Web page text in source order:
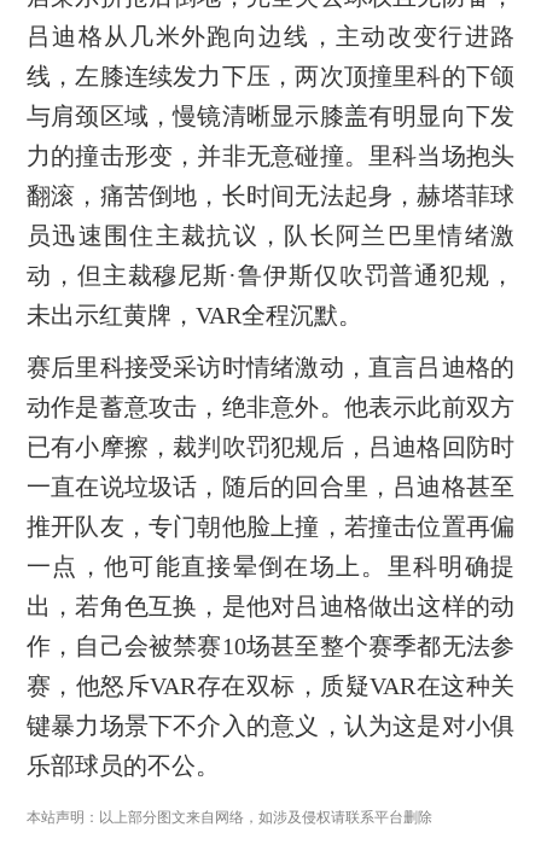
吕迪格从几米外跑向边线，主动改变行进路
线，左膝连续发力下压，两次顶撞里科的下颌
与肩颈区域，慢镜清晰显示膝盖有明显向下发
力的撞击形变，并非无意碰撞。里科当场抱头
翻滚，痛苦倒地，长时间无法起身，赫塔菲球
员迅速围住主裁抗议，队长阿兰巴里情绪激
动，但主裁穆尼斯·鲁伊斯仅吹罚普通犯规，
未出示红黄牌，VAR全程沉默。
赛后里科接受采访时情绪激动，直言吕迪格的
动作是蓄意攻击，绝非意外。他表示此前双方
已有小摩擦，裁判吹罚犯规后，吕迪格回防时
一直在说垃圾话，随后的回合里，吕迪格甚至
推开队友，专门朝他脸上撞，若撞击位置再偏
一点，他可能直接晕倒在场上。里科明确提
出，若角色互换，是他对吕迪格做出这样的动
作，自己会被禁赛10场甚至整个赛季都无法参
赛，他怒斥VAR存在双标，质疑VAR在这种关
键暴力场景下不介入的意义，认为这是对小俱
乐部球员的不公。
本站声明：以上部分图文来自网络，如涉及侵权请联系平台删除